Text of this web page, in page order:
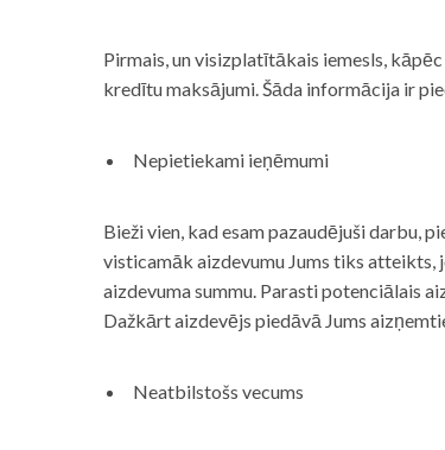
Pirmais, un visizplatītākais iemesls,
kredītu maksājumi. Šāda informācija ir
Nepietiekami ieņēmumi
Bieži vien, kad esam pazaudējuši darbu,
visticamāk aizdevumu Jums tiks atteikts,
aizdevuma summu. Parasti potenciālais
Dažkārt aizdevējs piedāvā Jums
Neatbilstošs vecums